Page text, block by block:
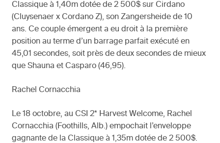
Classique à 1,40m dotée de 2 500$ sur Cirdano
(Cluysenaer x Cordano Z), son Zangersheide de 10
ans. Ce couple émergent a eu droit à la première
position au terme d’un barrage parfait exécuté en
45,01 secondes, soit près de deux secondes de mieux
que Shauna et Casparo (46,95).
Rachel Cornacchia
Le 18 octobre, au CSI 2* Harvest Welcome, Rachel
Cornacchia (Foothills, Alb.) empochait l’enveloppe
gagnante de la Classique à 1,35m dotée de 2 500$.